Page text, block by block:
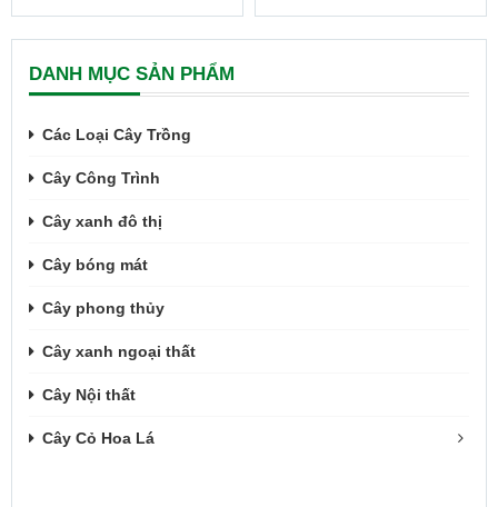
DANH MỤC SẢN PHẨM
Các Loại Cây Trồng
Cây Công Trình
Cây xanh đô thị
Cây bóng mát
Cây phong thủy
Cây xanh ngoại thất
Cây Nội thất
Cây Cỏ Hoa Lá